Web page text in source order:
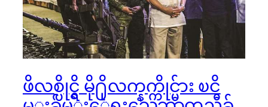
ဖိလစ္ပိုင္ရွိ မို႐ိုလက္နက္ကိုင္မ်ား ၿငိ